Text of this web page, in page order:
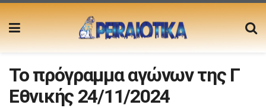
Το πρόγραμμα αγώνων της Γ
Εθνικής 24/11/2024